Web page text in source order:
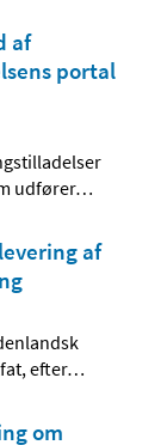
af
portal
udfører…
af
efter…
om